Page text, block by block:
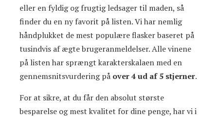
eller en fyldig og frugtig ledsager til maden, så
finder du en ny favorit på listen. Vi har nemlig
håndplukket de mest populære flasker baseret på
tusindvis af ægte brugeranmeldelser. Alle vinene
på listen har sprængt karakterskalaen med en
gennemsnitsvurdering på over 4 ud af 5 stjerner.
For at sikre, at du får den absolut største
besparelse og mest kvalitet for dine penge, har vi i